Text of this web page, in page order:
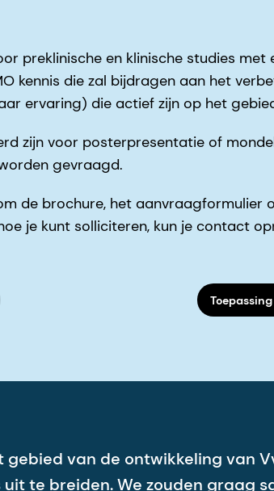
preklinische en klinische studies
kennis die zal bijdragen aan het
ervaring) die actief zijn op het
zijn voor posterpresentatie of
gevraagd.
de brochure, het
je kunt solliciteren, kun je contact
gebied van de ontwikkeling van
uit te breiden. We zouden graag